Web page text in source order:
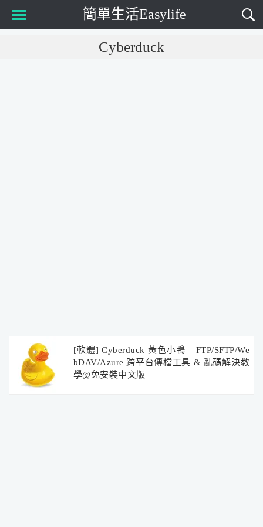
簡單生活Easylife
Cyberduck
[軟體] Cyberduck 黃色小鴨 – FTP/SFTP/We
bDAV/Azure 跨平台傳檔工具 & 亂碼解決教
學@免安裝中文版